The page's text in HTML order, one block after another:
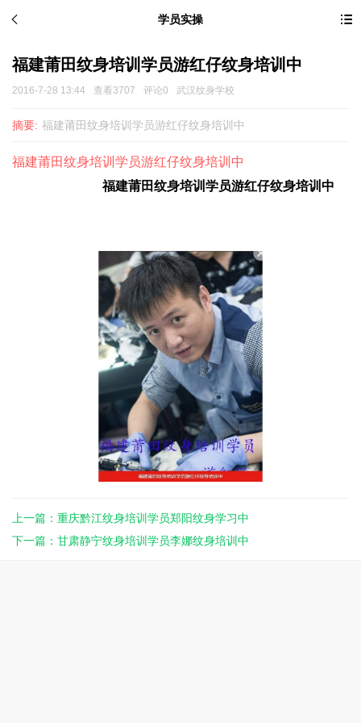
学员实操
福建莆田纹身培训学员游红仔纹身培训中
2016-7-28 13:44 查看3707 评论0 武汉纹身学校
摘要: 福建莆田纹身培训学员游红仔纹身培训中
福建莆田纹身培训学员游红仔纹身培训中
福建莆田纹身培训 学员游红仔纹身培训中
上一篇：重庆黔江纹身培训学员郑阳纹身学习中
下一篇：甘肃静宁纹身培训学员李娜纹身培训中